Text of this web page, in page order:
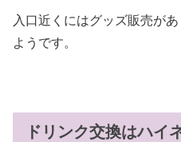
入口近くにはグッズ販売が
ようです。
ドリンク交換はハイ